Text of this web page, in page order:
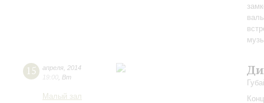
15 апреля 2014
19:00 Вт
Малый зал